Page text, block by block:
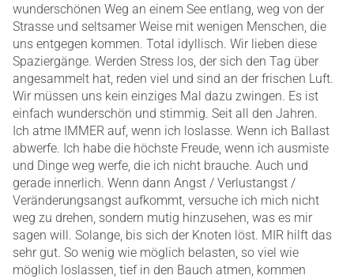
wunderschönen Weg an einem See entlang, weg von der
Strasse und seltsamer Weise mit wenigen Menschen, die
uns entgegen kommen. Total idyllisch. Wir lieben diese
Spaziergänge. Werden Stress los, der sich den Tag über
angesammelt hat, reden viel und sind an der frischen Luft.
Wir müssen uns kein einziges Mal dazu zwingen. Es ist
einfach wunderschön und stimmig. Seit all den Jahren.
Ich atme IMMER auf, wenn ich loslasse. Wenn ich Ballast
abwerfe. Ich habe die höchste Freude, wenn ich ausmiste
und Dinge weg werfe, die ich nicht brauche. Auch und
gerade innerlich. Wenn dann Angst / Verlustangst /
Veränderungsangst aufkommt, versuche ich mich nicht
weg zu drehen, sondern mutig hinzusehen, was es mir
sagen will. Solange, bis sich der Knoten löst. MIR hilft das
sehr gut. So wenig wie möglich belasten, so viel wie
möglich loslassen, tief in den Bauch atmen, kommen